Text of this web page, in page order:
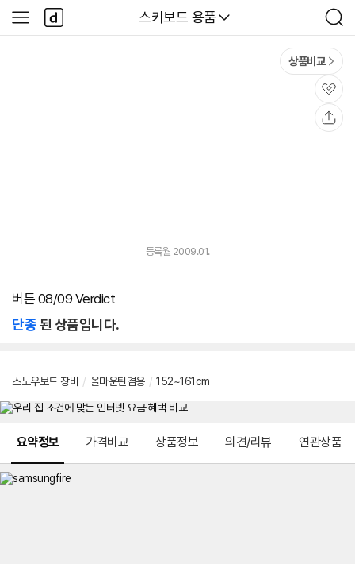
다나와
스키보드 용품
검
색
사
이
다
나
와
상품비교
관
심
등록월 2009.01.
버튼 08/09 Verdict
단종된 상품입니다.
스노우보드 장비 / 올마운틴겸용 / 152~161cm
요약정보 가격비교 상품정보 의견/리뷰 연관상품